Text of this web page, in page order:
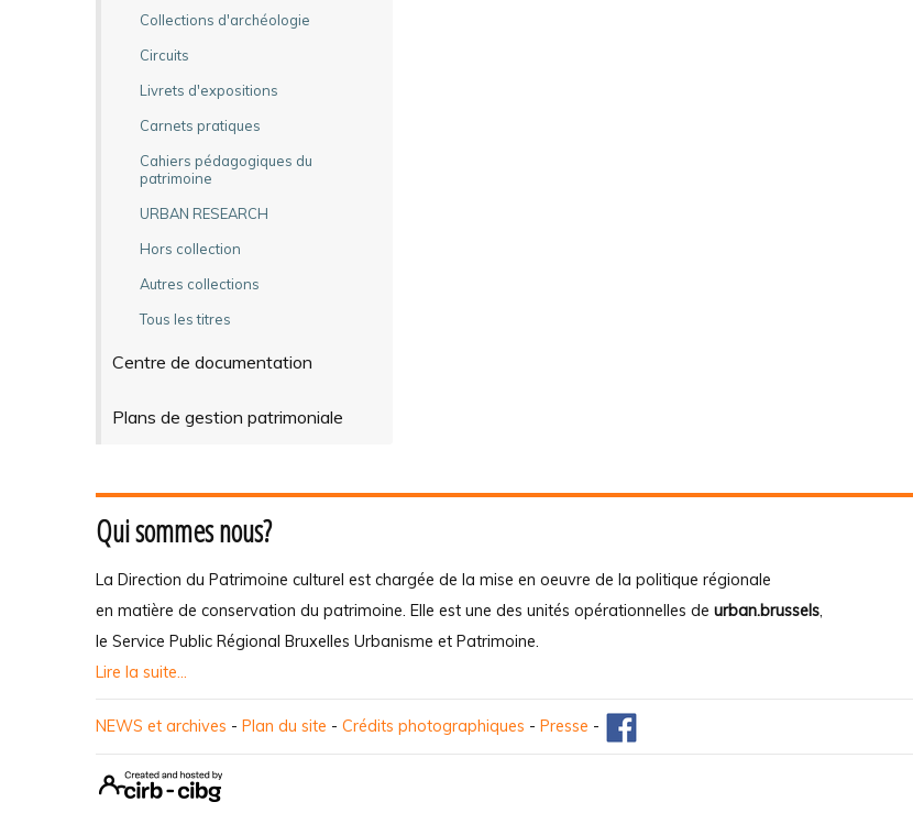
Collections d'archéologie
Circuits
Livrets d'expositions
Carnets pratiques
Cahiers pédagogiques du
patrimoine
URBAN RESEARCH
Hors collection
Autres collections
Tous les titres
Centre de documentation
Plans de gestion patrimoniale
Qui sommes nous?
La Direction du Patrimoine culturel est chargée de la mise en oeuvre de la politique régionale
en matière de conservation du patrimoine. Elle est une des unités opérationnelles de urban.brussels,
le Service Public Régional Bruxelles Urbanisme et Patrimoine.
Lire la suite...
NEWS et archives - Plan du site - Crédits photographiques - Presse -